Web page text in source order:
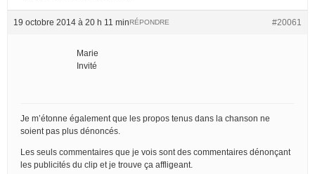
19 octobre 2014 à 20 h 11 min #20061
RÉPONDRE
Marie
Invité
Je m’étonne également que les propos tenus dans la chanson ne
soient pas plus dénoncés.
Les seuls commentaires que je vois sont des commentaires dénonçant
les publicités du clip et je trouve ça affligeant.